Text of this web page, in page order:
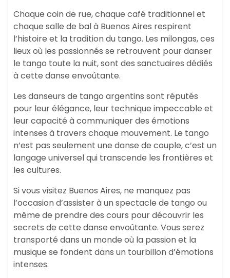
Chaque coin de rue, chaque café traditionnel et
chaque salle de bal à Buenos Aires respirent
l’histoire et la tradition du tango. Les milongas, ces
lieux où les passionnés se retrouvent pour danser
le tango toute la nuit, sont des sanctuaires dédiés
à cette danse envoûtante.
Les danseurs de tango argentins sont réputés
pour leur élégance, leur technique impeccable et
leur capacité à communiquer des émotions
intenses à travers chaque mouvement. Le tango
n’est pas seulement une danse de couple, c’est un
langage universel qui transcende les frontières et
les cultures.
Si vous visitez Buenos Aires, ne manquez pas
l’occasion d’assister à un spectacle de tango ou
même de prendre des cours pour découvrir les
secrets de cette danse envoûtante. Vous serez
transporté dans un monde où la passion et la
musique se fondent dans un tourbillon d’émotions
intenses.